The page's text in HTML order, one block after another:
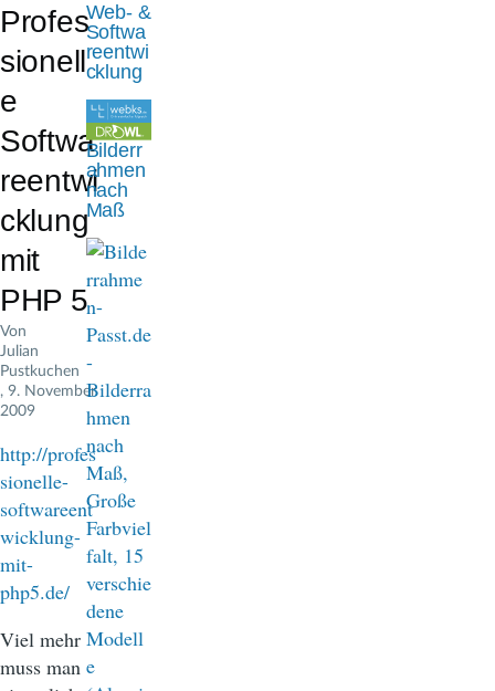
a
d
n
a
v
i
g
a
t
i
n
Profes
sionell
e
Softwa
reentwi
cklung
mit
PHP 5
Von
Julian
Pustkuchen
, 9. November
2009
http://profes
sionelle-
softwareent
wicklung-
mit-
php5.de/
Viel mehr
muss man
Web- &
Softwa
reentwi
cklung
Bilderr
ahmen
nach
Maß